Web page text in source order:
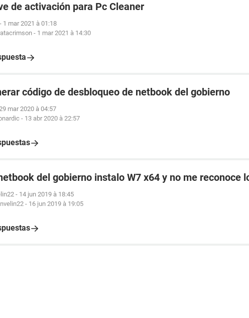
de activación para Pc Cleaner
- 1 mar 2021 à 01:18
- 1 mar 2021 à 14:30
código de desbloqueo de netbook del gobierno
mar 2020 à 04:57
- 13 abr 2020 à 22:57
del gobierno instalo W7 x64 y no me reconoce
- 14 jun 2019 à 18:45
- 16 jun 2019 à 19:05